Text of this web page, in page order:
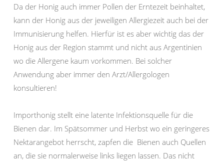
Da der Honig auch immer Pollen der Erntezeit beinhaltet,
kann der Honig aus der jeweiligen Allergiezeit auch bei der
Immunisierung helfen. Hierfür ist es aber wichtig das der
Honig aus der Region stammt und nicht aus Argentinien
wo die Allergene kaum vorkommen. Bei solcher
Anwendung aber immer den Arzt/Allergologen
konsultieren!
Importhonig stellt eine latente Infektionsquelle für die
Bienen dar. Im Spätsommer und Herbst wo ein geringeres
Nektarangebot herrscht, zapfen die Bienen auch Quellen
an, die sie normalerweise links liegen lassen. Das nicht